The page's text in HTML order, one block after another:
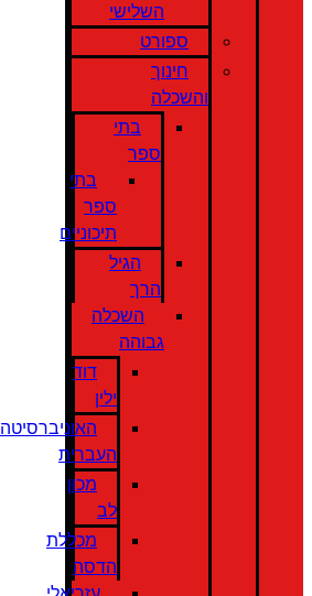
השלישי
ספורט
חינוך
והשכלה
בתי
ספר
בתי
ספר
תיכוניים
הגיל
הרך
השכלה
גבוהה
דוד
ילין
האוניברסיטה
העברית
מכון
לב
מכללת
הדסה